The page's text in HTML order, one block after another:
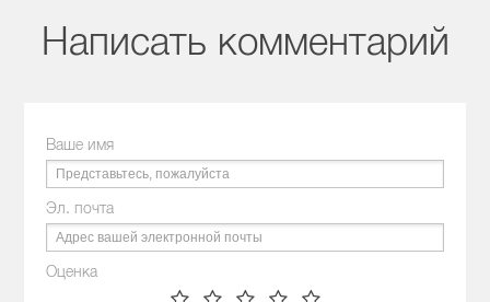
Написать комментарий
Ваше имя
Эл. почта
Оценка